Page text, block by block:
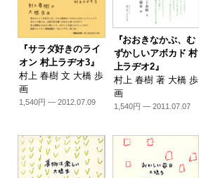
『サラダ好きのライ
オン 村上ラヂオ3』
村上 春樹 文 大橋 歩
画
1,540円 — 2012.07.09
『おおきなかぶ、む
ずかしいアボカド 村
上ラヂオ2』
村上 春樹 著 大橋 歩
画
1,540円 — 2011.07.07